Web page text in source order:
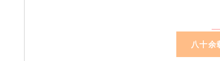
八十余